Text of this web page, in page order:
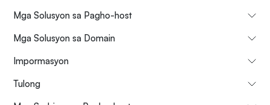
Mga Solusyon sa Pagho-host
Mga Solusyon sa Domain
Impormasyon
Tulong